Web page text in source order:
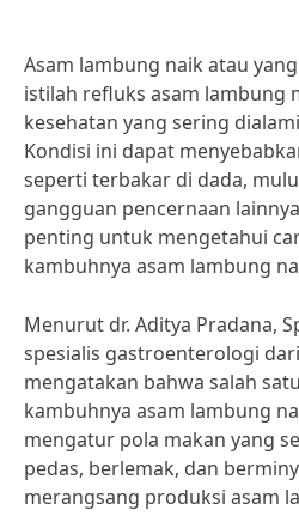
Asam lambung naik atau
istilah refluks asam lambung
kesehatan yang sering
Kondisi ini dapat
seperti terbakar di dada,
gangguan pencernaan
penting untuk mengetahui
kambuhnya asam lambung
Menurut dr. Aditya Pradana,
spesialis gastroenterologi
mengatakan bahwa salah
kambuhnya asam lambung
mengatur pola makan yang
pedas, berlemak, dan
merangsang produksi asam